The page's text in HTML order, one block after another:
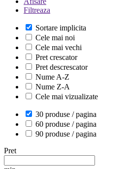
Filtreaza
Sortare implicita
Cele mai noi
Cele mai vechi
Pret crescator
Pret descrescator
Nume A-Z
Nume Z-A
Cele mai vizualizate
30 produse / pagina
60 produse / pagina
90 produse / pagina
Pret